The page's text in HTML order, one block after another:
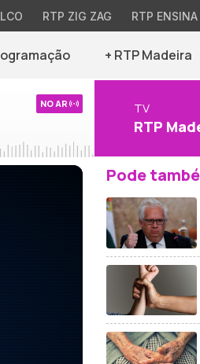
RTP ZIG ZAG RTP ENSINA
+ RTP Madeira
NO AR TV
RTP
Pode